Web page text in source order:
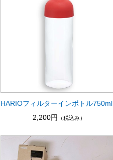
HARIOフィルターインボトル750ml
2,200円
（税込み）